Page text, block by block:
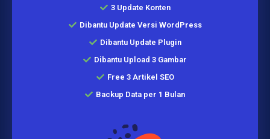
3 Update Konten
Dibantu Update Versi WordPress
Dibantu Update Plugin
Dibantu Upload 3 Gambar
Free 3 Artikel SEO
Backup Data per 1 Bulan